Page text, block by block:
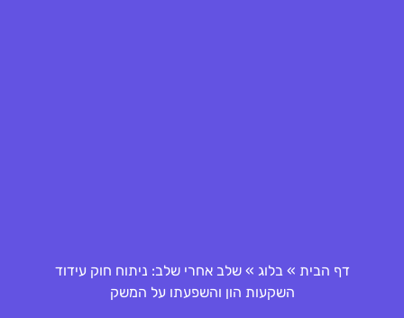
דף הבית »בלוג »שלב אחרי שלב: ניתוח חוק עידוד
השקעות הון והשפעתו על המשק